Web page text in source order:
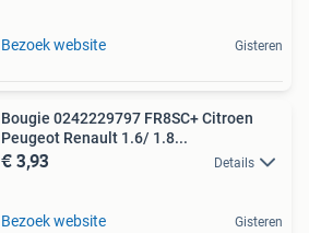
Bezoek website Gisteren
Bougie 0242229797 FR8SC+ Citroen
Peugeot Renault 1.6/ 1.8...
€ 3,93 Details
Bezoek website Gisteren